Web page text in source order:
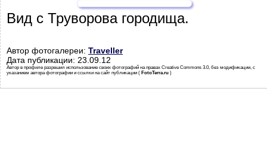
Вид с Труворова городища.
Автор фотогалереи: Traveller
Дата публикации: 23.09.12
Автор в профиле разрешил использование своих фотографий на правах Creative Commons 3.0, без модификации, с
указанием автора фотографии и ссылки на сайт публикации ( FotoTerra.ru )